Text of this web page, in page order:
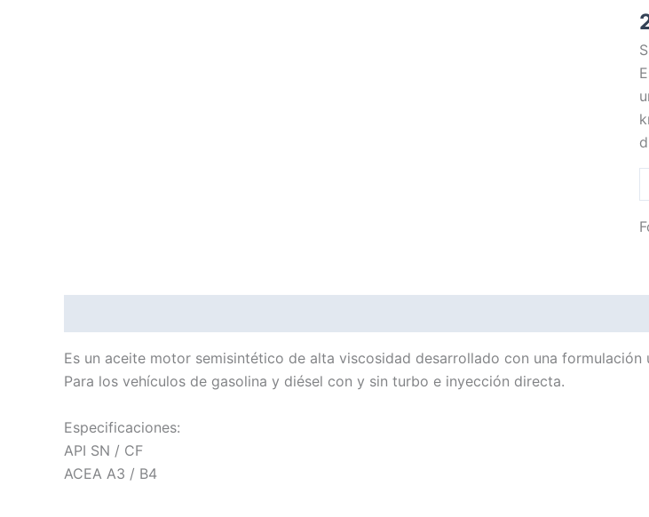
Es un aceite motor semisintético de alta viscosidad desarrollado con una
Para los vehículos de gasolina y diésel con y sin turbo e inyección directa.
Especificaciones:
API SN / CF
ACEA A3 / B4